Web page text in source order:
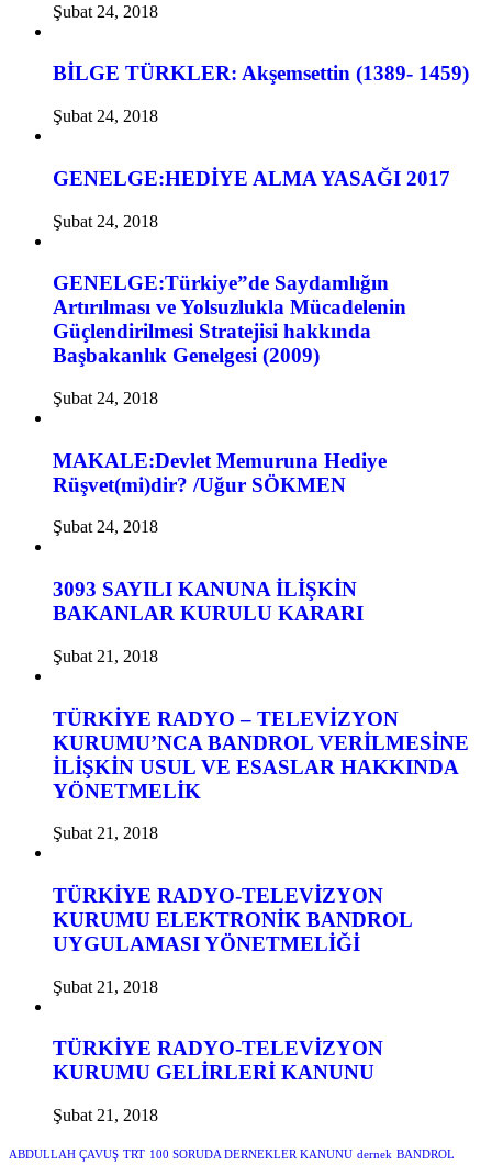
Şubat 24, 2018
BİLGE TÜRKLER: Akşemsettin (1389- 1459)
Şubat 24, 2018
GENELGE:HEDİYE ALMA YASAĞI 2017
Şubat 24, 2018
GENELGE:Türkiye”de Saydamlığın
Artırılması ve Yolsuzlukla Mücadelenin
Güçlendirilmesi Stratejisi hakkında
Başbakanlık Genelgesi (2009)
Şubat 24, 2018
MAKALE:Devlet Memuruna Hediye
Rüşvet(mi)dir? /Uğur SÖKMEN
Şubat 24, 2018
3093 SAYILI KANUNA İLİŞKİN
BAKANLAR KURULU KARARI
Şubat 21, 2018
TÜRKİYE RADYO – TELEVİZYON
KURUMU’NCA BANDROL VERİLMESİNE
İLİŞKİN USUL VE ESASLAR HAKKINDA
YÖNETMELİK
Şubat 21, 2018
TÜRKİYE RADYO-TELEVİZYON
KURUMU ELEKTRONİK BANDROL
UYGULAMASI YÖNETMELİĞİ
Şubat 21, 2018
TÜRKİYE RADYO-TELEVİZYON
KURUMU GELİRLERİ KANUNU
Şubat 21, 2018
ABDULLAH ÇAVUŞ TRT 100 SORUDA DERNEKLER KANUNU dernek BANDROL